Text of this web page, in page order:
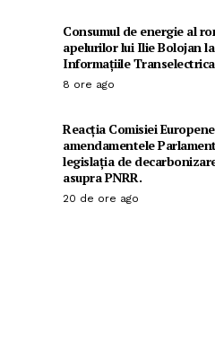
Consumul de energie al
apelurilor lui Ilie Bolojan
Informațiile Transelectrica
8 ore ago
Reacția Comisiei
amendamentele
legislația de
asupra PNRR.
20 de ore ago